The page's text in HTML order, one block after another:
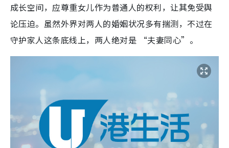
成长空间，应尊重女儿作为普通人的权利，让其免受舆
论压迫。虽然外界对两人的婚姻状况多有揣测，不过在
守护家人这条底线上，两人绝对是 “夫妻同心”。